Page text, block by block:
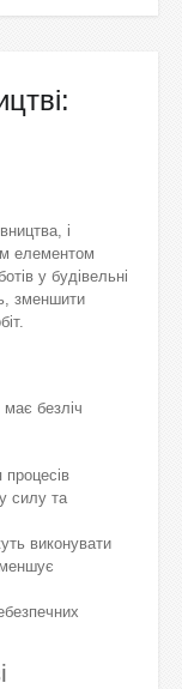
і
елементом
у будівельні
зменшити
має безліч
процесів
силу та
виконувати